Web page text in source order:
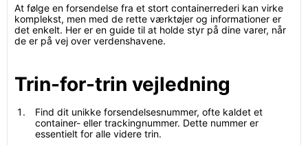
At følge en forsendelse fra et stort containerrederi kan virke
komplekst, men med de rette værktøjer og informationer er
det enkelt. Her er en guide til at holde styr på dine varer, når
de er på vej over verdenshavene.
Trin-for-trin vejledning
Find dit unikke forsendelsesnummer, ofte kaldet et
container- eller trackingnummer. Dette nummer er
essentielt for alle videre trin.